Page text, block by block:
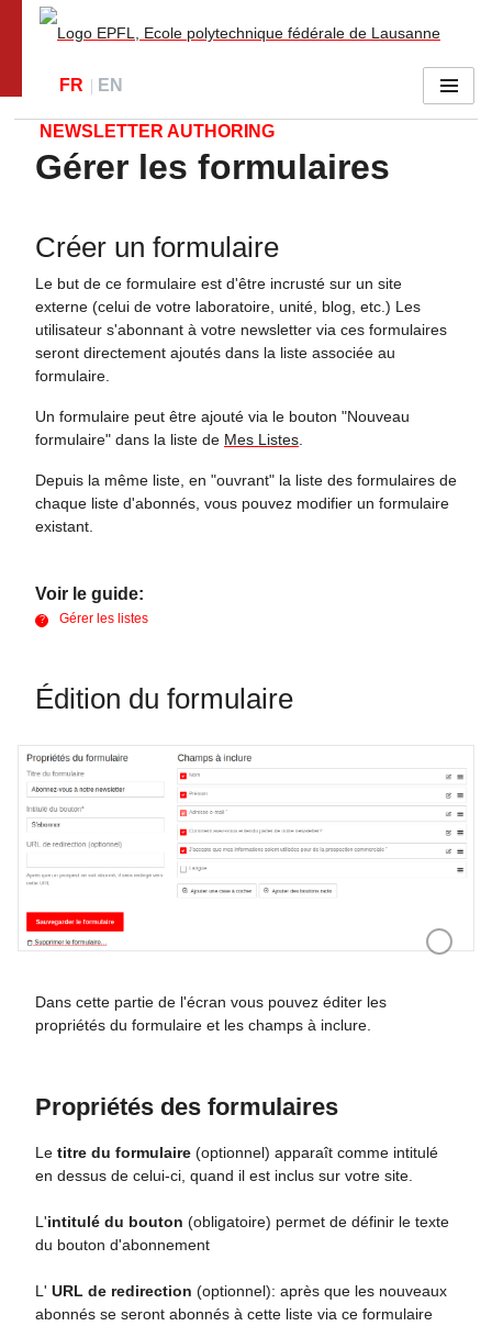
NEWSLETTER AUTHORING
FR EN Menu
Gérer les formulaires
Créer un formulaire
Le but de ce formulaire est d'être incrusté sur un site
externe (celui de votre laboratoire, unité, blog, etc.) Les
utilisateur s'abonnant à votre newsletter via ces formulaires
seront directement ajoutés dans la liste associée au
formulaire.
Un formulaire peut être ajouté via le bouton "Nouveau
formulaire" dans la liste de Mes Listes
Depuis la même liste, en "ouvrant" la liste des formulaires de
chaque liste d'abonnés, vous pouvez modifier un formulaire
existant.
Voir le guide:
Gérer les listes
Édition du formulaire
Dans cette partie de l'écran vous pouvez éditer les
propriétés du formulaire et les champs à inclure.
Propriétés des formulaires
Le titre du formulaire (optionnel) apparaît comme intitulé
en dessus de celui-ci, quand il est inclus sur votre site.
L'intitulé du bouton (obligatoire) permet de définir le texte
du bouton d'abonnement
L' URL de redirection (optionnel): après que les nouveaux
abonnés se seront abonnés à cette liste via ce formulaire